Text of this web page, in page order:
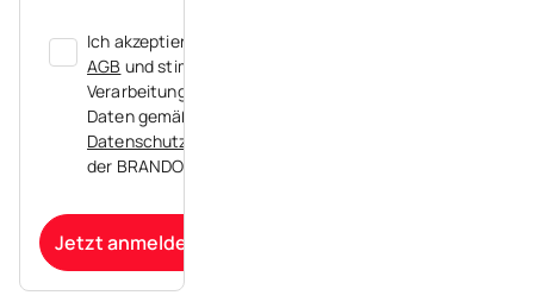
Ich akzeptiere die
AGB und stimme der
Verarbeitung meiner
Daten gemäß der
Datenschutzerklärung
der BRANDORA zu.
Jetzt anmelden